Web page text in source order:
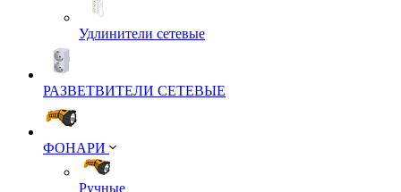
Удлинители сетевые
РАЗВЕТВИТЕЛИ СЕТЕВЫЕ
ФОНАРИ
Ручные